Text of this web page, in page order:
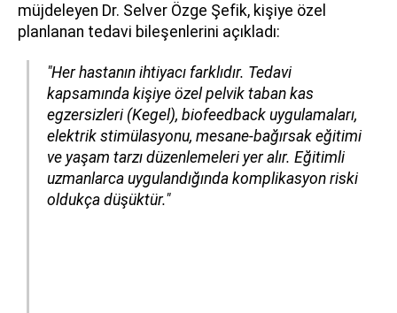
müjdeleyen Dr. Selver Özge Şefik, kişiye özel
planlanan tedavi bileşenlerini açıkladı:
"Her hastanın ihtiyacı farklıdır. Tedavi
kapsamında kişiye özel pelvik taban kas
egzersizleri (Kegel), biofeedback uygulamaları,
elektrik stimülasyonu, mesane-bağırsak eğitimi
ve yaşam tarzı düzenlemeleri yer alır. Eğitimli
uzmanlarca uygulandığında komplikasyon riski
oldukça düşüktür."